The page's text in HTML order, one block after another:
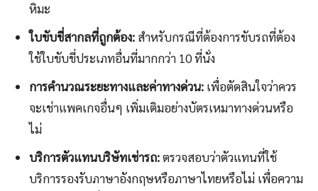
หิมะ
ใบขับขี่สากลที่ถูกต้อง: สำหรับกรณีที่ต้องการขับรถที่ต้อง
ใช้ใบขับขี่ประเภทอื่นที่มากกว่า 10 ที่นั่ง
การคำนวณระยะทางและค่าทางด่วน: เพื่อตัดสินใจว่าควร
จะเช่าแพคเกจอื่นๆ เพิ่มเติมอย่างบัตรเหมาทางด่วนหรือ
ไม่
บริการตัวแทนบริษัทเช่ารถ:ตรวจสอบว่าตัวแทนที่ใช้
บริการรองรับภาษาอังกฤษหรือภาษาไทยหรือไม่ เพื่อความ